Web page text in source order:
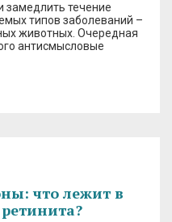
замедлить течение
типов заболеваний –
животных. Очередная
антисмысловые
что лежит в